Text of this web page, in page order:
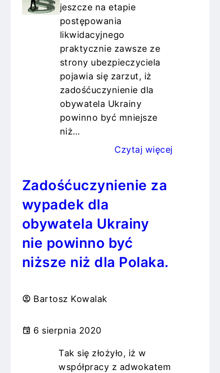
jeszcze na etapie
postępowania
likwidacyjnego
praktycznie zawsze ze
strony ubezpieczyciela
pojawia się zarzut, iż
zadośćuczynienie dla
obywatela Ukrainy
powinno być mniejsze
niż…
Czytaj więcej
Zadośćuczynienie za
wypadek dla
obywatela Ukrainy
nie powinno być
niższe niż dla Polaka.
Bartosz Kowalak
6 sierpnia 2020
Tak się złożyło, iż w
współpracy z adwokatem